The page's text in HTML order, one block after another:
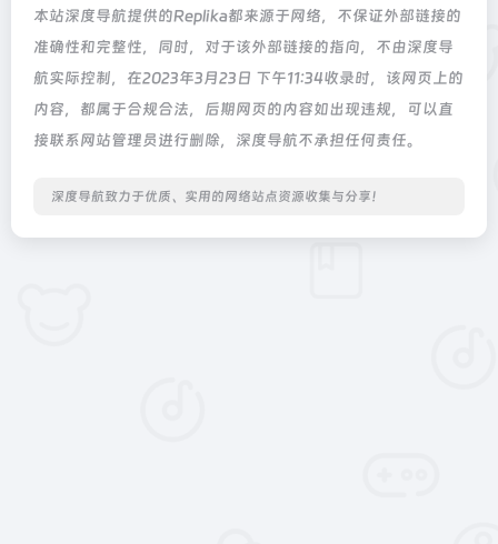
本站深度导航提供的Replika都来源于网络，不保证外部链接的
准确性和完整性，同时，对于该外部链接的指向，不由深度导
航实际控制，在2023年3月23日 下午11:34收录时，该网页上的
内容，都属于合规合法，后期网页的内容如出现违规，可以直
接联系网站管理员进行删除，深度导航不承担任何责任。
深度导航致力于优质、实用的网络站点资源收集与分享！